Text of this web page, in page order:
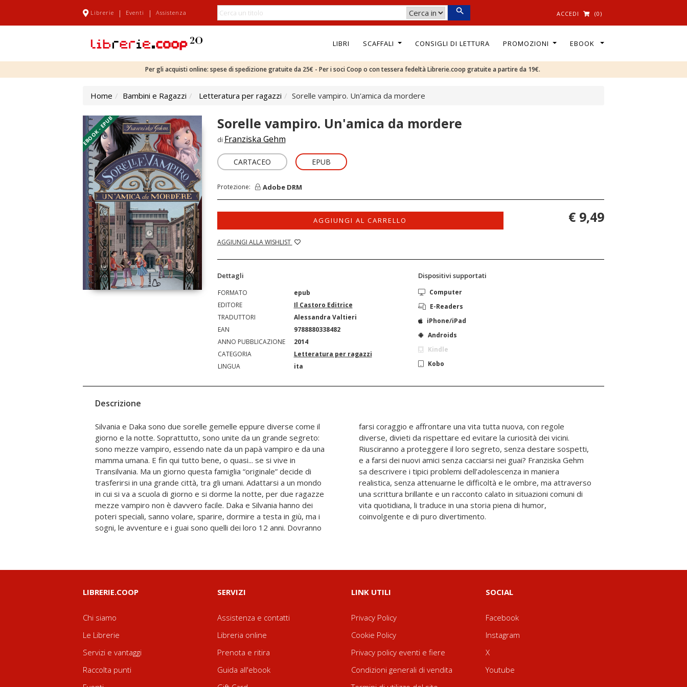
Librerie | Eventi | Assistenza ACCEDI (0)
LIBRI SCAFFALI CONSIGLI DI LETTURA PROMOZIONI EBOOK
Per gli acquisti online: spese di spedizione gratuite da 25€ - Per i soci Coop o con tessera fedeltà Librerie.coop gratuite a partire da 19€.
Home Bambini e Ragazzi Letteratura per ragazzi Sorelle vampiro. Un'amica da mordere
EBOOK - EPUB Sorelle vampiro. Un'amica da mordere
di Franziska Gehm
CARTACEO EPUB
Protezione: Adobe DRM
AGGIUNGI AL CARRELLO
AGGIUNGI ALLA WISHLIST
€ 9,49
Dettagli
FORMATO
epub
EDITORE
Il Castoro Editrice
TRADUTTORI
Alessandra Valtieri
EAN
9788880338482
ANNO PUBBLICAZIONE
2014
CATEGORIA
Letteratura per ragazzi
LINGUA
ita
Dispositivi supportati
Computer
E-Readers
iPhone/iPad
Androids
Kindle
Kobo
Descrizione
Silvania e Daka sono due sorelle gemelle eppure diverse come il
giorno e la notte. Soprattutto, sono unite da un grande segreto:
sono mezze vampiro, essendo nate da un papà vampiro e da una
mamma umana. E fin qui tutto bene, o quasi... se si vive in
Transilvania. Ma un giorno questa famiglia “originale” decide di
trasferirsi in una grande città, tra gli umani. Adattarsi a un mondo
in cui si va a scuola di giorno e si dorme la notte, per due ragazze
mezze vampiro non è davvero facile. Daka e Silvania hanno dei
poteri speciali, sanno volare, sparire, dormire a testa in giù, ma i
sogni, le avventure e i guai sono quelli dei loro 12 anni. Dovranno
farsi coraggio e affrontare una vita tutta nuova, con regole
diverse, divieti da rispettare ed evitare la curiosità dei vicini.
Riusciranno a proteggere il loro segreto, senza destare sospetti,
e a farsi dei nuovi amici senza cacciarsi nei guai? Franziska Gehm
sa descrivere i tipici problemi dell’adolescenza in maniera
realistica, senza attenuarne le difficoltà e le ombre, ma attraverso
una scrittura brillante e un racconto calato in situazioni comuni di
vita quotidiana, li traduce in una storia piena di humor,
coinvolgente e di puro divertimento.
LIBRERIE.COOP
Chi siamo
Le Librerie
Servizi e vantaggi
Raccolta punti
SERVIZI
Assistenza e contatti
Libreria online
Prenota e ritira
Guida all'ebook
LINK UTILI
Privacy Policy
Cookie Policy
Privacy policy eventi e fiere
Condizioni generali di vendita
SOCIAL
Facebook
Instagram
X
Youtube